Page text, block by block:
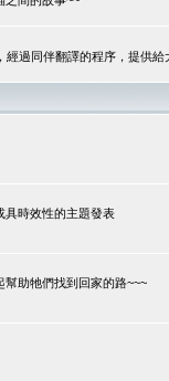
過同伴翻譯的程序，提供給
具時效性的主題發表
助牠們找到回家的路~~~